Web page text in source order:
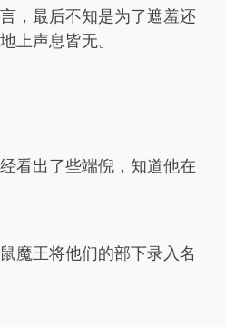
，最后不知是为了遮羞还
上声息皆无。
看出了些端倪，知道他在
魔王将他们的部下录入名